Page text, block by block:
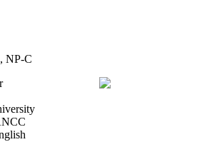
NP-C